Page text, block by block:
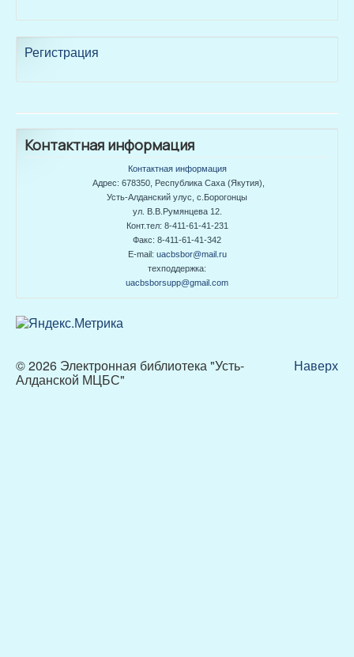
Регистрация
Контактная информация
Контактная информация
Адрес: 678350, Республика Саха (Якутия),
Усть-Алданский улус, с.Борогонцы
ул. В.В.Румянцева 12.
Конт.тел: 8-411-61-41-231
Факс: 8-411-61-41-342
E-mail: uacbsbor@mail.ru
техподдержка:
uacbsborsupp@gmail.com
Наверх
© 2026 Электронная библиотека "Усть-
Алданской МЦБС"